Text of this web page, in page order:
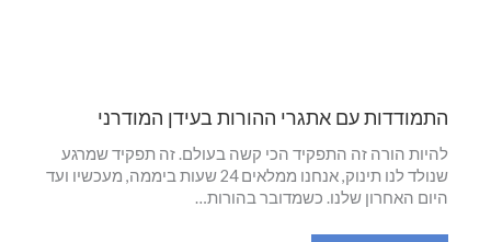
התמודדות עם אתגרי ההורות בעידן המודרני
להיות הורה זה התפקיד הכי קשה בעולם. זה תפקיד שמרגע
שנולד לנו תינוק, אנחנו ממלאים 24 שעות ביממה, מעכשיו ועד
היום האחרון שלנו. כשמדובר בהורות…